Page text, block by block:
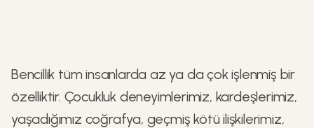
Bencillik tüm insanlarda az ya da çok işlenmiş bir
özelliktir. Çocukluk deneyimlerimiz, kardeşlerimiz,
yaşadığımız coğrafya, geçmiş kötü ilişkilerimiz,